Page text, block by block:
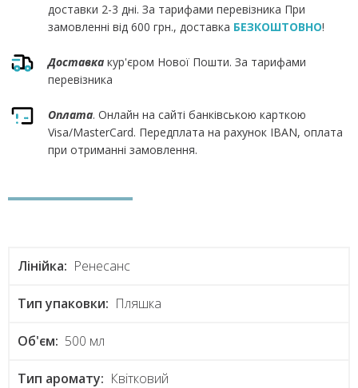
доставки 2-3 дні. За тарифами перевізника При
замовленні від 600 грн., доставка БЕЗКОШТОВНО!
Доставка кур'єром Нової Пошти. За тарифами
перевізника
Оплата. Онлайн на сайті банківською карткою
Visa/MasterCard. Передплата на рахунок IBAN, оплата
при отриманні замовлення.
Лінійка: Ренесанс
Тип упаковки: Пляшка
Об'єм: 500 мл
Тип аромату: Квітковий